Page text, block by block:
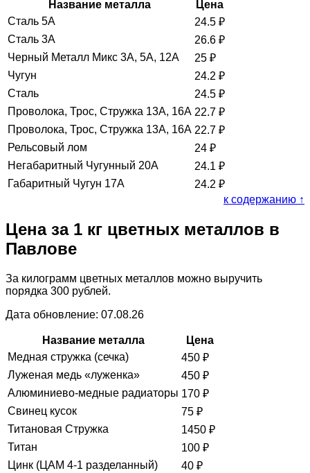
Название металла
Цена
Сталь 5А
24.5 ₽
Сталь 3А
26.6 ₽
Черный Металл Микс 3А, 5А, 12А
25 ₽
Чугун
24.2 ₽
Сталь
24.5 ₽
Проволока, Трос, Стружка 13А, 16А 22.7 ₽
Проволока, Трос, Стружка 13А, 16А 22.7 ₽
Рельсовый лом
24 ₽
Негабаритный Чугунный 20А
24.1 ₽
Габаритный Чугун 17А
24.2 ₽
к содержанию ↑
Цена за 1 кг цветных металлов в
Павлове
За килограмм цветных металлов можно выручить
порядка 300 рублей.
Дата обновление: 07.08.26
Название металла
Цена
Медная стружка (сечка)
450 ₽
Луженая медь «луженка»
450 ₽
Алюминиево-медные радиаторы 170 ₽
Свинец кусок
75 ₽
Титановая Стружка
1450 ₽
Титан
100 ₽
Цинк (ЦАМ 4-1 разделанный)
40 ₽